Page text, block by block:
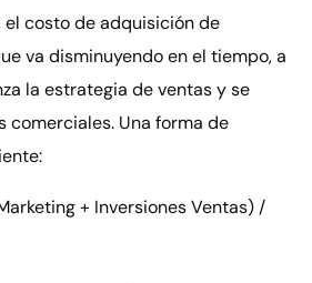
el costo de adquisición de
va disminuyendo en el tiempo, a
la estrategia de ventas y se
comerciales. Una forma de
+ Inversiones Ventas) /